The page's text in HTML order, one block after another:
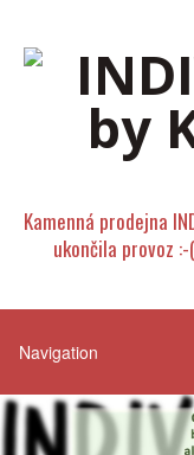
Kamenná prodejna
ukončila provoz